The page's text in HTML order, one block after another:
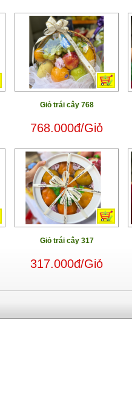
Giỏ trái cây 768
768.000đ/Giỏ
Giỏ trái cây 317
317.000đ/Giỏ